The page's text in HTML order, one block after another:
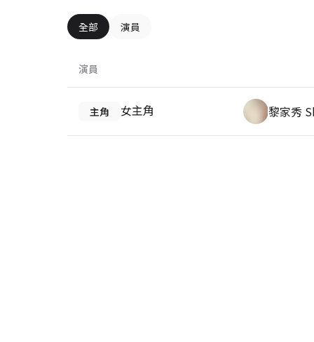
全部 演員
演員
主角 女主角 黎家秀